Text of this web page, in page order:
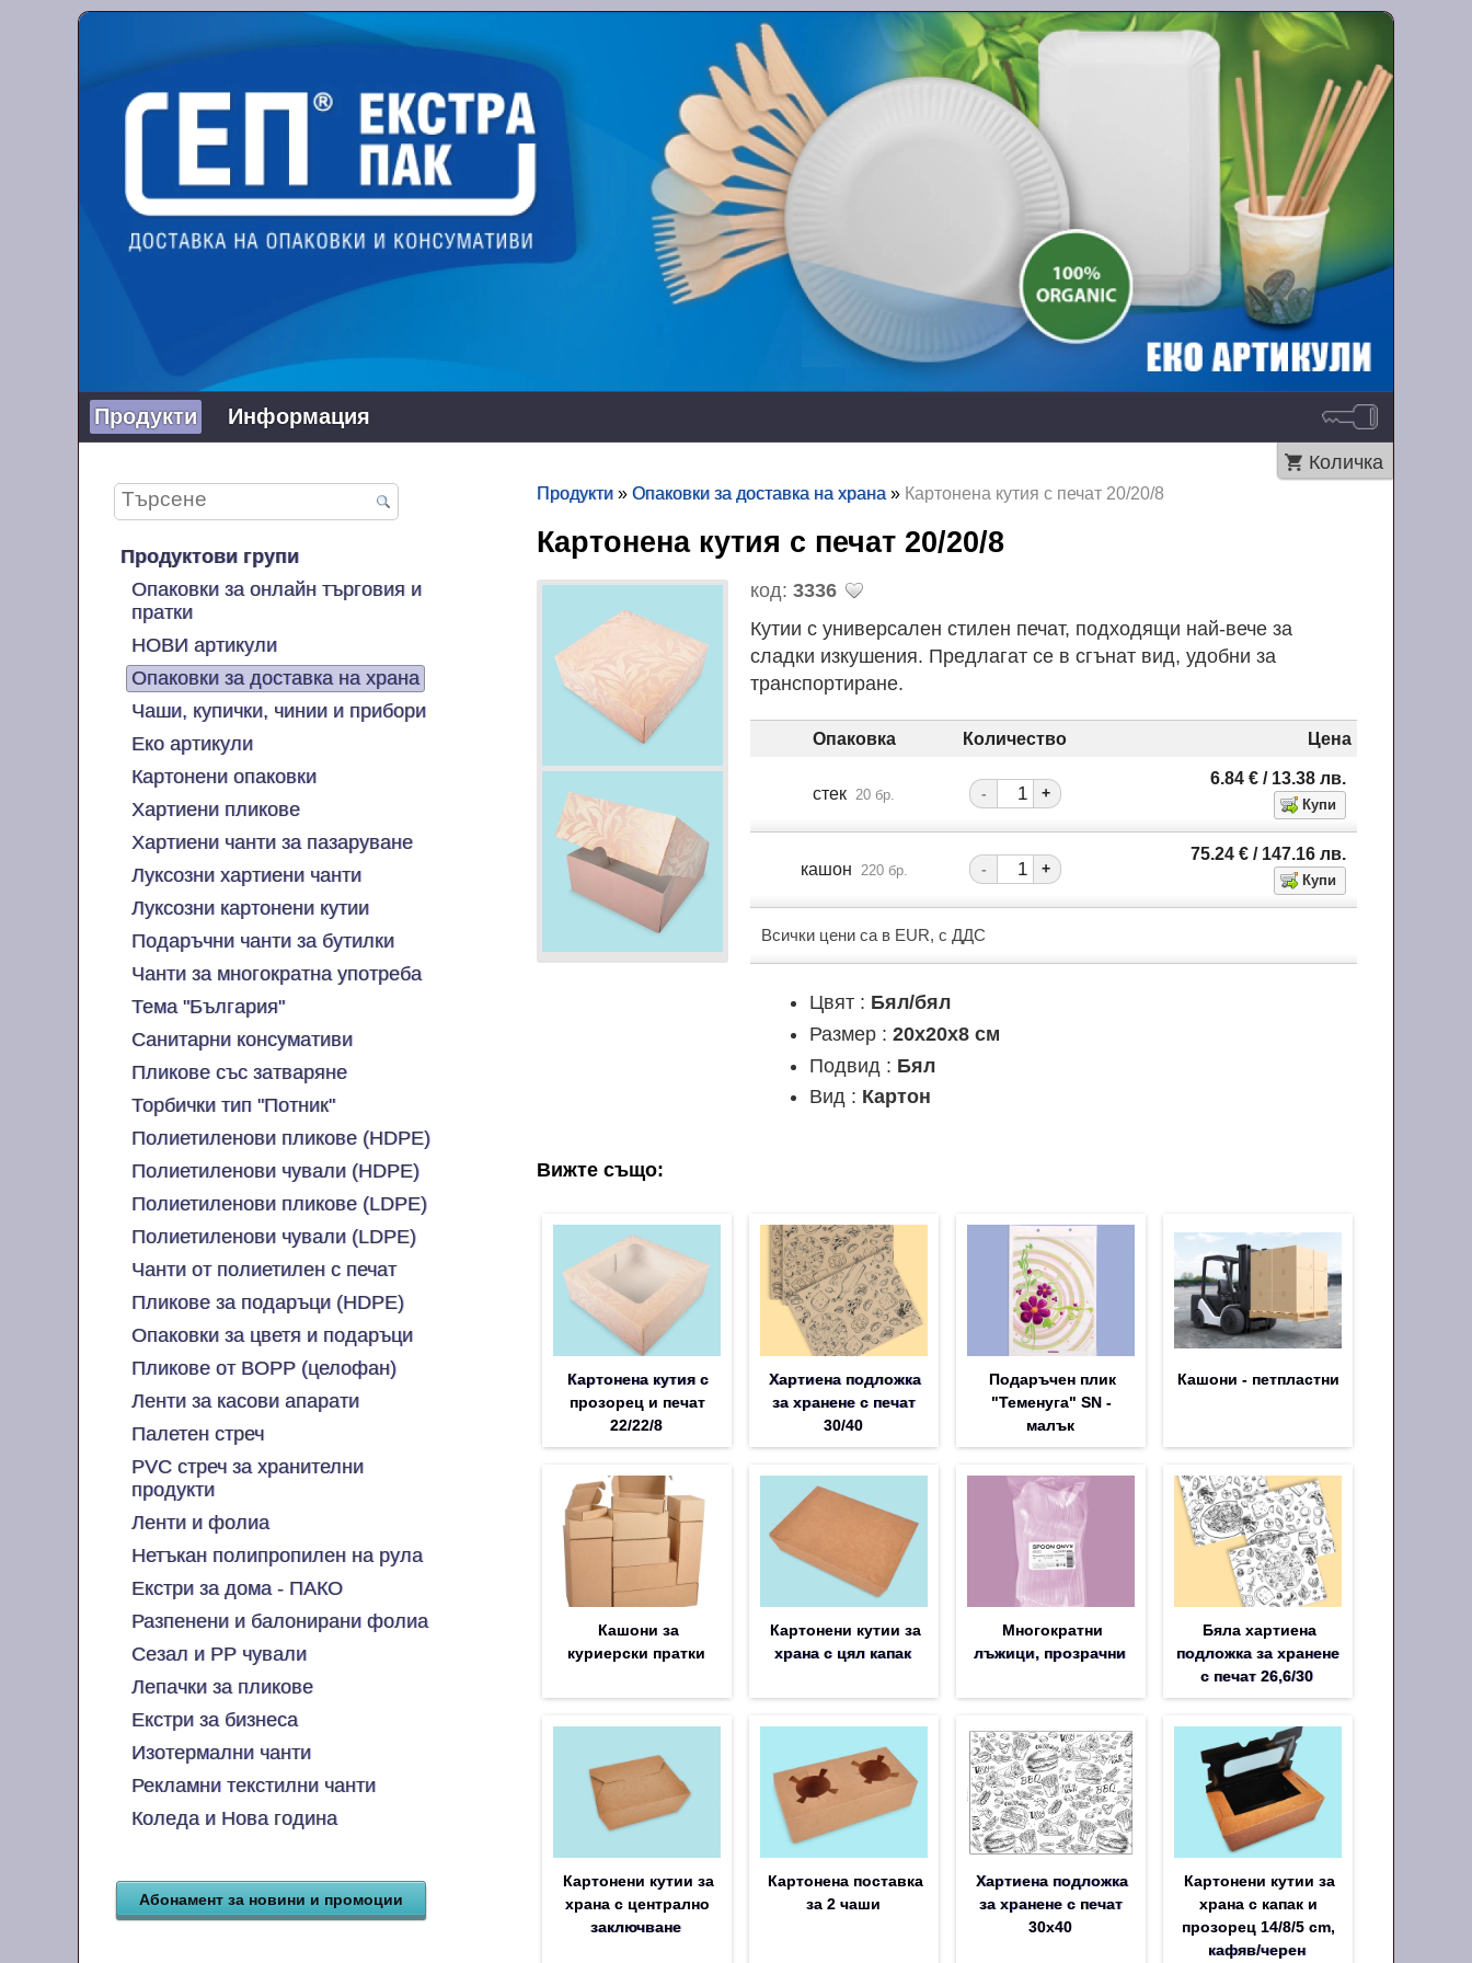
Продукти Информация
Количка
Продуктови групи
Опаковки за онлайн търговия и
пратки
НОВИ артикули
Опаковки за доставка на храна
Чаши, купички, чинии и прибори
Еко артикули
Картонени опаковки
Хартиени пликове
Хартиени чанти за пазаруване
Луксозни хартиени чанти
Луксозни картонени кутии
Подаръчни чанти за бутилки
Чанти за многократна употреба
Тема "България"
Санитарни консумативи
Пликове със затваряне
Торбички тип "Потник"
Полиетиленови пликове (HDPE)
Полиетиленови чували (HDPE)
Полиетиленови пликове (LDPE)
Полиетиленови чували (LDPE)
Чанти от полиетилен с печат
Пликове за подаръци (HDPE)
Опаковки за цветя и подаръци
Пликове от BOPP (целофан)
Ленти за касови апарати
Палетен стреч
PVC стреч за хранителни
продукти
Ленти и фолиа
Нетъкан полипропилен на рула
Екстри за дома - ПАКО
Разпенени и балонирани фолиа
Сезал и PP чували
Лепачки за пликове
Екстри за бизнеса
Изотермални чанти
Рекламни текстилни чанти
Коледа и Нова година
Продукти »Опаковки за доставка на храна » Картонена кутия с печат 20/20/8
Картонена кутия с печат 20/20/8
код:3336
Кутии с универсален стилен печат, подходящи най-вече за
сладки изкушения. Предлагат се в сгънат вид, удобни за
транспортиране.
Опаковка Количество Цена
стек 20 бр. - +
6.84€ / 13.38лв.
кашон 220 бр. - +
75.24€ / 147.16лв.
Всички цени са в EUR, с ДДС
Цвят : Бял/бял
Размер :20x20x8 см
Подвид : Бял
Вид : Картон
Вижте също:
Картонена кутия с
прозорец и печат
22/22/8
Хартиена подложка
за хранене с печат
30/40
Подаръчен плик
"Теменуга" SN -
малък
Кашони - петпластни
Кашони за
куриерски пратки
Картонени кутии за
храна с цял капак
Многократни
лъжици, прозрачни
Бяла хартиена
подложка за хранене
с печат 26,6/30
Картонени кутии за
храна с централно
заключване
Картонена поставка
за 2 чаши
Хартиена подложка
за хранене с печат
30х40
Картонени кутии за
храна с капак и
прозорец 14/8/5 cm,
кафяв/черен